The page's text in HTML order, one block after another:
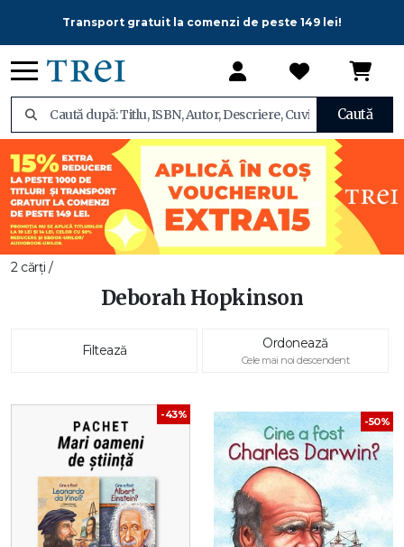
Transport gratuit la comenzi de peste 149 lei!
Caută
2 cărți /
Deborah Hopkinson
Filtează Ordonează
Cele mai noi descendent
-43%
-50%